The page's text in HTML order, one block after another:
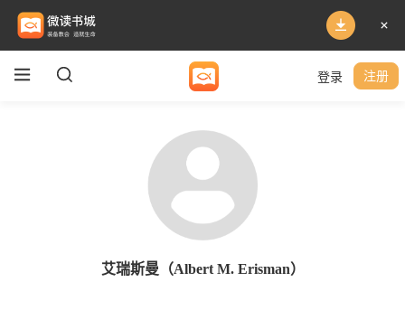
登录 注册
艾瑞斯曼（Albert M. Erisman）